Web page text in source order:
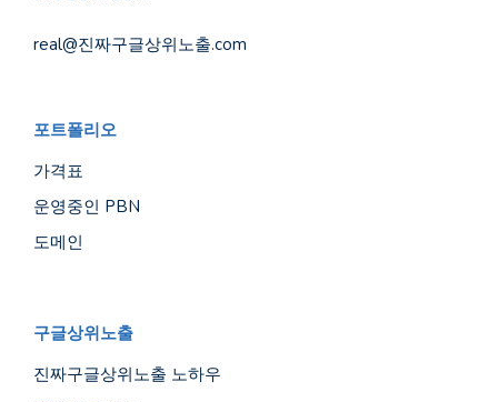
real@진짜구글상위노출.com
포트폴리오
가격표
운영중인 PBN
도메인
구글상위노출
진짜구글상위노출 노하우